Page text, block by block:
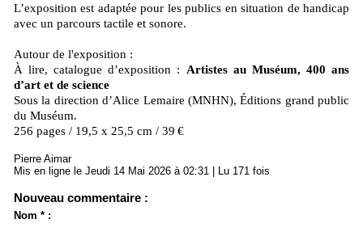
L’exposition est adaptée pour les publics en situation de handicap
avec un parcours tactile et sonore.
Autour de l'exposition :
À lire, catalogue d’exposition : Artistes au Muséum, 400 ans
d’art et de science
Sous la direction d’Alice Lemaire (MNHN), Éditions grand public
du Muséum.
256 pages / 19,5 x 25,5 cm / 39 €
Pierre Aimar
Mis en ligne le Jeudi 14 Mai 2026 à 02:31 | Lu 171 fois
Nouveau commentaire :
Nom * :